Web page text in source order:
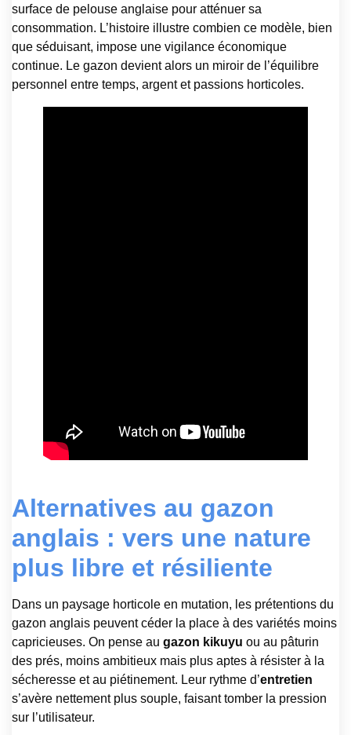
surface de pelouse anglaise pour atténuer sa
consommation. L’histoire illustre combien ce modèle, bien
que séduisant, impose une vigilance économique
continue. Le gazon devient alors un miroir de l’équilibre
personnel entre temps, argent et passions horticoles.
Alternatives au gazon
anglais : vers une nature
plus libre et résiliente
Dans un paysage horticole en mutation, les prétentions du
gazon anglais peuvent céder la place à des variétés moins
capricieuses. On pense au gazon kikuyu ou au pâturin
des prés, moins ambitieux mais plus aptes à résister à la
sécheresse et au piétinement. Leur rythme d’entretien
s’avère nettement plus souple, faisant tomber la pression
sur l’utilisateur.